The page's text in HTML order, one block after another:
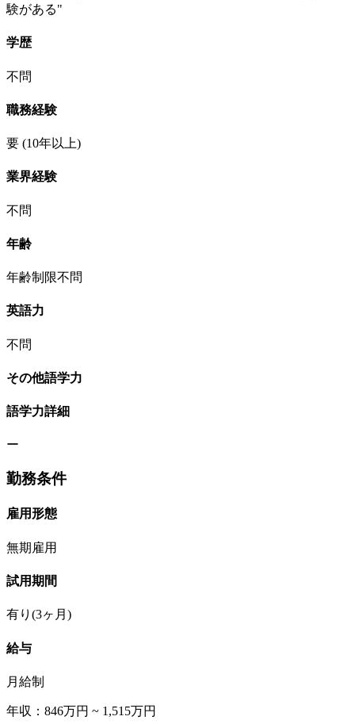
験がある"
学歴
不問
職務経験
要 (10年以上)
業界経験
不問
年齢
年齢制限不問
英語力
不問
その他語学力
語学力詳細
ー
勤務条件
雇用形態
無期雇用
試用期間
有り(3ヶ月)
給与
月給制
年収：846万円 ~ 1,515万円